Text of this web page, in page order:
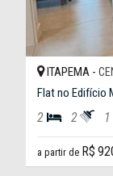
ITAPEMA -
Flat no Edifício
2 2 1
a partir de R$